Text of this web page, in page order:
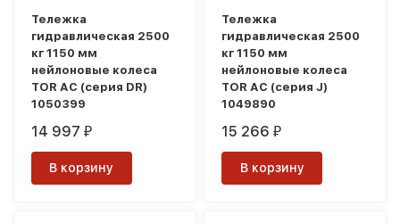
Тележка
гидравлическая 2500
кг 1150 мм
нейлоновые колеса
TOR AC (серия DR)
1050399
14 997₽
В корзину
Тележка
гидравлическая 2500
кг 1150 мм
нейлоновые колеса
TOR AC (серия J)
1049890
15 266₽
В корзину